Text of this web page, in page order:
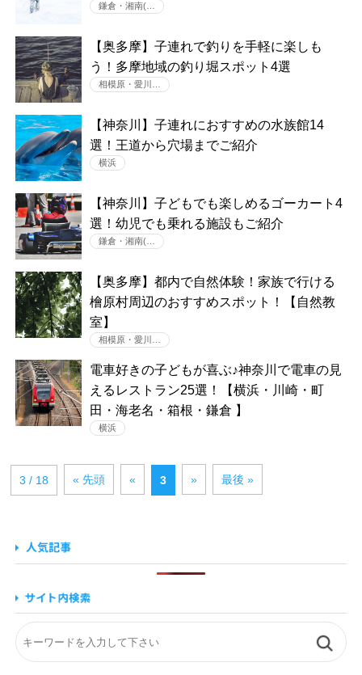
鎌倉・湘南(…
【奥多摩】子連れで釣りを手軽に楽しも
う！多摩地域の釣り堀スポット4選
相模原・愛川…
【神奈川】子連れにおすすめの水族館14
選！王道から穴場までご紹介
横浜
【神奈川】子どもでも楽しめるゴーカート4
選！幼児でも乗れる施設もご紹介
鎌倉・湘南(…
【奥多摩】都内で自然体験！家族で行ける
檜原村周辺のおすすめスポット！【自然教
室】
相模原・愛川…
電車好きの子どもが喜ぶ♪神奈川で電車の見
えるレストラン25選！【横浜・川崎・町
田・海老名・箱根・鎌倉 】
横浜
3 / 18 « 先頭 « 3 » 最後 »